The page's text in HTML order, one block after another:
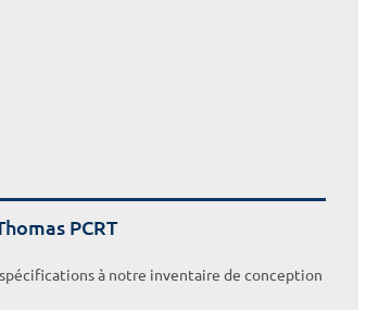
PCRT
à notre inventaire de conception